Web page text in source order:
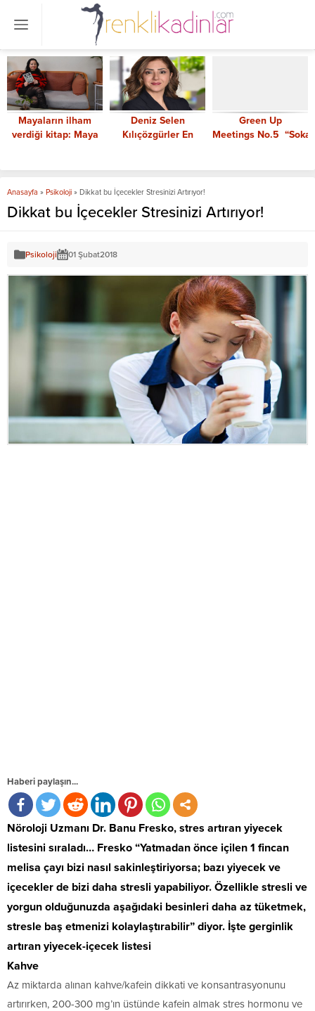
Mayaların ilham
verdiği kitap: Maya
Deniz Selen
Kılıçözgürler En
Green Up
Meetings No.5 “Sokak
Anasayfa » Psikoloji » Dikkat bu İçecekler Stresinizi Artırıyor!
Dikkat bu İçecekler Stresinizi Artırıyor!
Psikoloji 01 Şubat2018
Haberi paylaşın...
Nöroloji Uzmanı Dr. Banu Fresko, stres artıran yiyecek
listesini sıraladı… Fresko “Yatmadan önce içilen 1 fincan
melisa çayı bizi nasıl sakinleştiriyorsa; bazı yiyecek ve
içecekler de bizi daha stresli yapabiliyor. Özellikle stresli ve
yorgun olduğunuzda aşağıdaki besinleri daha az tüketmek,
stresle baş etmenizi kolaylaştırabilir” diyor. İşte gerginlik
artıran yiyecek-içecek listesi
Kahve
Az miktarda alınan kahve/kafein dikkati ve konsantrasyonunu
artırırken, 200-300 mg’ın üstünde kafein almak stres hormonu ve